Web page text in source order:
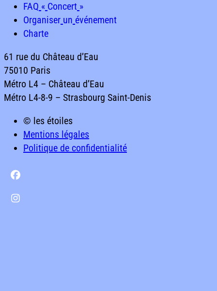
Galerie
FAQ « Concert »FAQ « Concert »
FAQ « Concert »
Organiser un événementOrganiser un événement
Organiser un événement
CharteCharte
61 rue du Château d’Eau
75010 Paris
Métro L4 – Château d’Eau
Métro L4-8-9 – Strasbourg Saint-Denis
© les étoiles
Mentions légales
Politique de confidentialité